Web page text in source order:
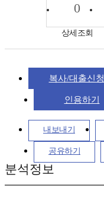
0
상세조회
복사/대출신청
인용하기
내보내기
공유하기
분석정보